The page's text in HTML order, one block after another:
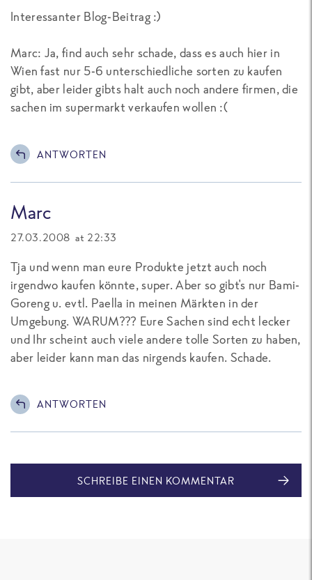
Interessanter Blog-Beitrag :)
Marc: Ja, find auch sehr schade, dass es auch hier in
Wien fast nur 5-6 unterschiedliche sorten zu kaufen
gibt, aber leider gibts halt auch noch andere firmen, die
sachen im supermarkt verkaufen wollen :(
ANTWORTEN
Marc
27.03.2008 at 22:33
Tja und wenn man eure Produkte jetzt auch noch
irgendwo kaufen könnte, super. Aber so gibt's nur Bami-
Goreng u. evtl. Paella in meinen Märkten in der
Umgebung. WARUM??? Eure Sachen sind echt lecker
und Ihr scheint auch viele andere tolle Sorten zu haben,
aber leider kann man das nirgends kaufen. Schade.
ANTWORTEN
SCHREIBE EINEN KOMMENTAR